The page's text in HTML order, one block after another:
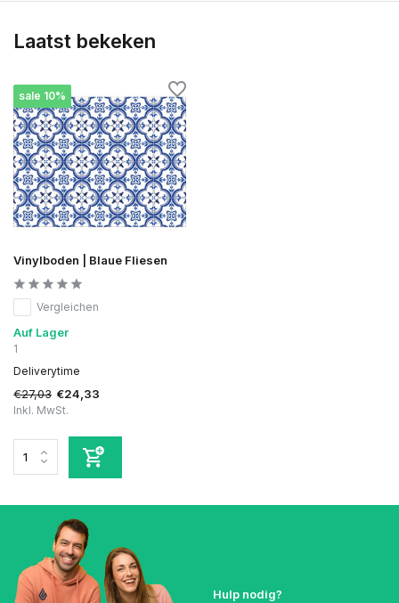
Laatst bekeken
sale 10%
Vinylboden | Blaue Fliesen
Vergleichen
Auf Lager
1
Deliverytime
€27,03 €24,33
Inkl. MwSt.
Hulp nodig?